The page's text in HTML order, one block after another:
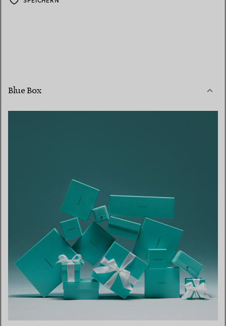
Blue Box